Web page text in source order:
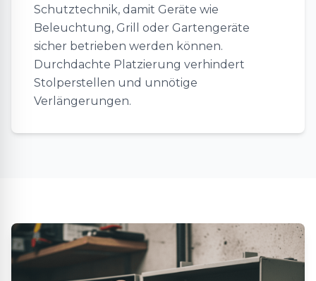
Schutztechnik, damit Geräte wie
Beleuchtung, Grill oder Gartengeräte
sicher betrieben werden können.
Durchdachte Platzierung verhindert
Stolperstellen und unnötige
Verlängerungen.